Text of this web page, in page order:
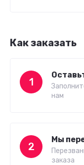
Как заказать
1
нам
2
Мы
заказа